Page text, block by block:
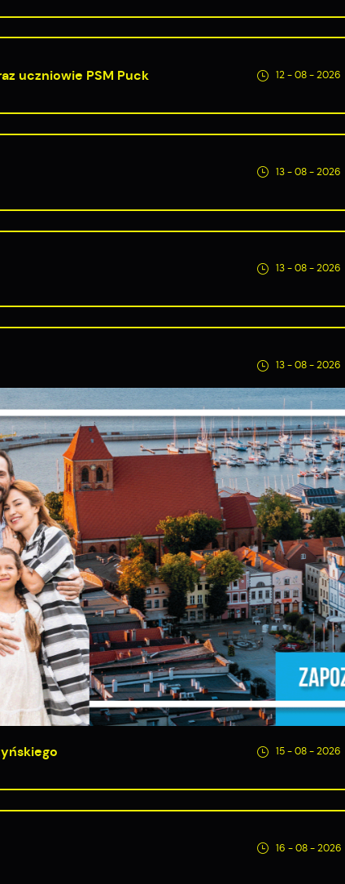
uczniowie PSM Puck 12 - 08 - 2026
13 - 08 - 2026
13 - 08 - 2026
13 - 08 - 2026
14 - 08 - 2026
14 - 08 - 2026
15 - 08 - 2026
15 - 08 - 2026
16 - 08 - 2026
Możesz zmienić ustawienia cookies lub zaakceptować
momencie możesz dokonać zmiany swoich ustawień.
służą do prawidłowego funkcjonowania strony internetowej i
korzystanie z oferowanych przez nas usług.
na podejmowane przez Ciebie działania w celu m.in.
preferencji prywatności, logowania czy wypełniania
cookies strona, z której korzystasz, może działać bez zakłóceń.
umożliwiają stronie internetowej zapamiętanie
Ciebie ustawień oraz personalizację określonych
treści.
możemy zapewnić Ci większy komfort korzystania z
na funkcjonalne i personalizacyjne pliki cookies
pomagają nam rozwijać się i dostosowywać do Twoich
na uzyskanie informacji w zakresie wykorzystywania
ZAPISZ WYBRANE